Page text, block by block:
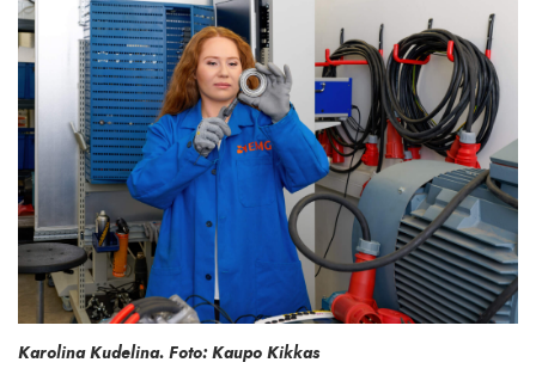
Karolina Kudelina. Foto: Kaupo Kikkas